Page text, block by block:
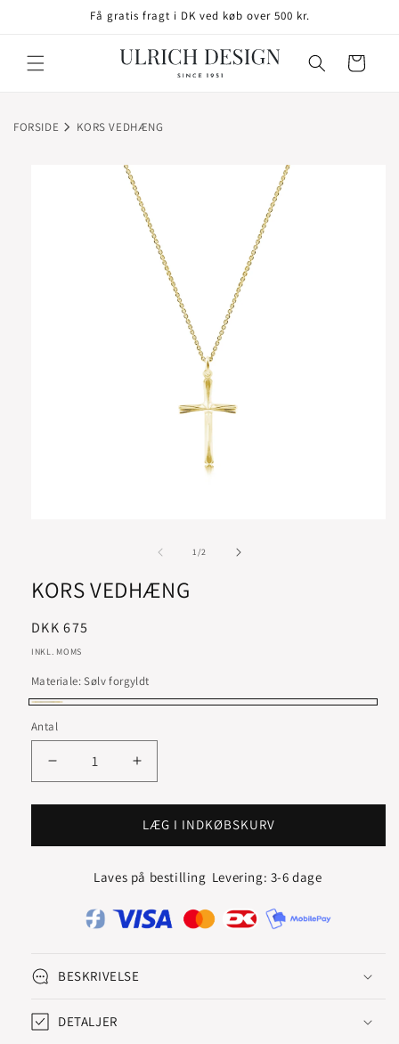
Få gratis fragt i DK ved køb over 500 kr.
Indkøbskurv
FORSIDE KORS VEDHÆNG
1/af2
KORS VEDHÆNG
Normalpris
DKK 675
INKL. MOMS
Materiale:Sølv forgyldt
forgyldt
Antal
Reducer
antallet
for
VEDHÆNG
Øg
antallet
for
KORS
VEDHÆNG
LÆG I INDKØBSKURV
Laves på bestilling Levering: 3-6 dage
BESKRIVELSE
DETALJER